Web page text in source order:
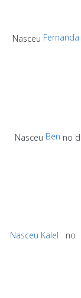
Nasceu Fernanda
Nasceu Ben no
Nasceu Kalel no